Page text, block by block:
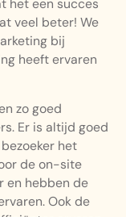
veel beter! We
bij
heeft ervaren
zo goed
Er is altijd goed
het
de on-site
en hebben de
Ook de